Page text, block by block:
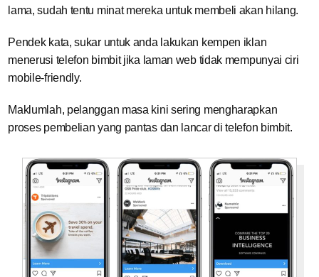
lama, sudah tentu minat mereka untuk membeli akan hilang.
Pendek kata, sukar untuk anda lakukan kempen iklan
menerusi telefon bimbit jika laman web tidak mempunyai ciri
mobile-friendly.
Maklumlah, pelanggan masa kini sering mengharapkan
proses pembelian yang pantas dan lancar di telefon bimbit.